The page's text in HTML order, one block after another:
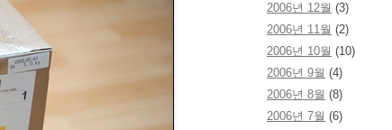
2006년 12월 (3)
2006년 11월 (2)
2006년 10월 (10)
2006년 9월 (4)
2006년 8월 (8)
2006년 7월 (6)